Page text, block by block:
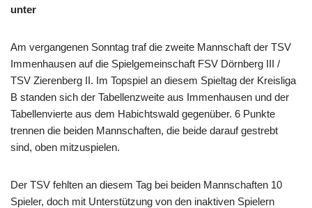
unter
Am vergangenen Sonntag traf die zweite Mannschaft der TSV
Immenhausen auf die Spielgemeinschaft FSV Dörnberg III /
TSV Zierenberg II. Im Topspiel an diesem Spieltag der Kreisliga
B standen sich der Tabellenzweite aus Immenhausen und der
Tabellenvierte aus dem Habichtswald gegenüber. 6 Punkte
trennen die beiden Mannschaften, die beide darauf gestrebt
sind, oben mitzuspielen.
Der TSV fehlten an diesem Tag bei beiden Mannschaften 10
Spieler, doch mit Unterstützung von den inaktiven Spielern